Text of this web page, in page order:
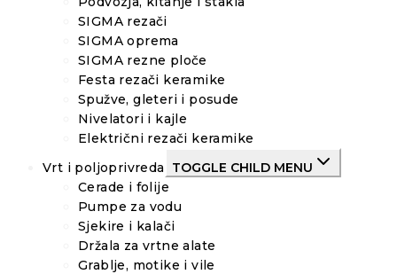
SIGMA rezači
SIGMA oprema
SIGMA rezne ploče
Festa rezači keramike
Spužve, gleteri i posude
Nivelatori i kajle
Električni rezači keramike
Vrt i poljoprivreda
TOGGLE CHILD MENU
Cerade i folije
Pumpe za vodu
Sjekire i kalači
Držala za vrtne alate
Grablje, motike i vile